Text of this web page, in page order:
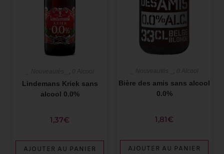
Lindemans Kriek sans
alcool 0.0%
1,37€
AJOUTER AU PANIER
,
Bière des amis sans alcool
0.0%
1,81€
AJOUTER AU PANIER